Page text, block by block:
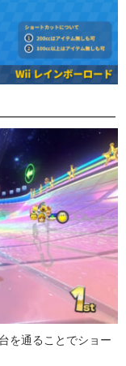
を通ることでショー